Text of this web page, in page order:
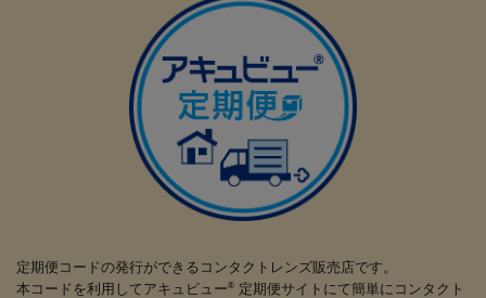
定期便コードの発行ができるコンタクトレンズ販売店です。
本コードを利用してアキュビュー® 定期便サイトにて簡単にコンタクト